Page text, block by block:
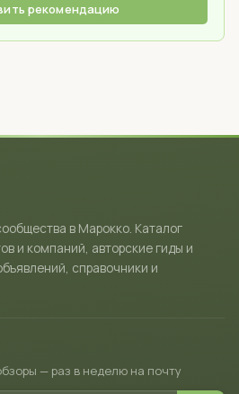
рекомендацию
в Марокко. Каталог
и компаний, авторские гиды и
справочники и
— раз в неделю на почту